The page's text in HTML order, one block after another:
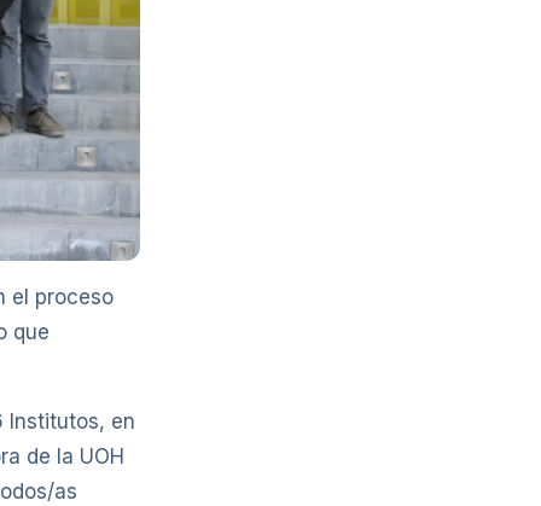
el proceso
que
Institutos, en
de la UOH
as